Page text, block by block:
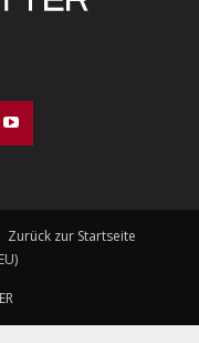
Zurück zur Startseite